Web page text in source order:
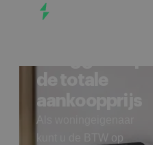
de totale
aankoopprijs
Als woningeigenaar
kunt u de BTW op